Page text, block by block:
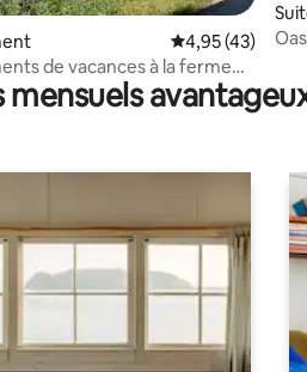
la base de 66 commentaires : 4,94
Évaluation
4,95 (43)
de vacances à la ferme